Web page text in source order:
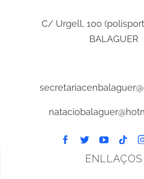
C/ Urgell, 100
BALAGUER
ENLLAÇOS